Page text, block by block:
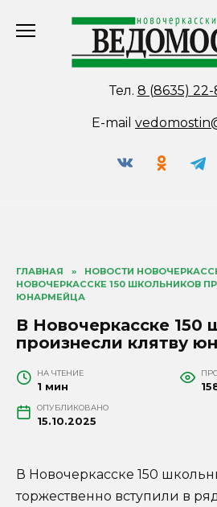
Тел. 8 (8635)
E-mail
ГЛАВНАЯ » НОВОСТИ
НОВОЧЕРКАССКЕ 150 ШКОЛЬНИКОВ
ЮНАРМЕЙЦА
В Новочеркасске 150
произнесли клятву
НА ЧТЕНИЕ
1 мин
ОПУБЛИКОВАНО
15.10.2025
В Новочеркасске 150
торжественно вступили в